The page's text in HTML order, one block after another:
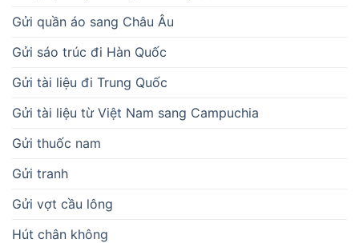
Gửi quần áo sang Châu Âu
Gửi sáo trúc đi Hàn Quốc
Gửi tài liệu đi Trung Quốc
Gửi tài liệu từ Việt Nam sang Campuchia
Gửi thuốc nam
Gửi tranh
Gửi vợt cầu lông
Hút chân không